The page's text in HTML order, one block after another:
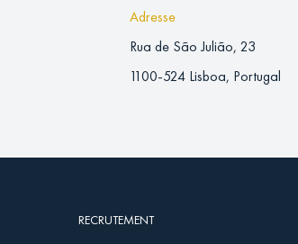
Adresse
Rua de São Julião, 23
1100-524 Lisboa, Portugal
RECRUTEMENT